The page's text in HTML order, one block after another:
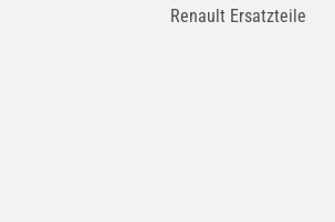
Renault Ersatzteile